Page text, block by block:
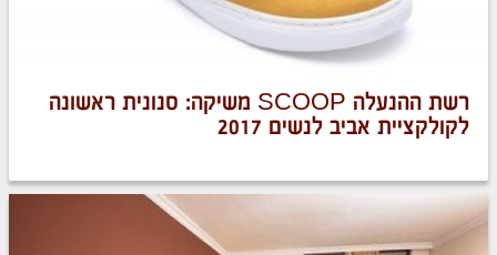
רשת ההנעלה SCOOP משיקה: סנונית ראשונה
לקולקציית אביב לנשים 2017